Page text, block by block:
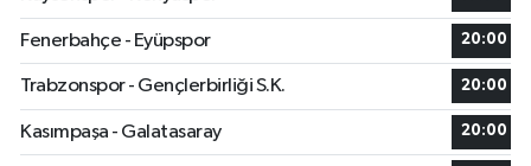
Fenerbahçe - Eyüpspor 20:00
Trabzonspor - Gençlerbirliği S.K. 20:00
Kasımpaşa - Galatasaray 20:00